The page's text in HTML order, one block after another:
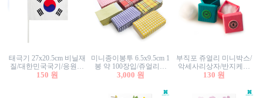
태극기 27x20.5cm 비닐재
질/대한민국국기/응원깃
발/행사깃발
150 원
미니종이봉투 6.5x9.5cm 1
봉 약 100장입/쥬얼리봉
투/증명사진봉투/악세사
3,000 원
부직포 쥬얼리 미니박스/
악세사리상자/반지케이
스/반지상자/귀걸이상자/
130 원